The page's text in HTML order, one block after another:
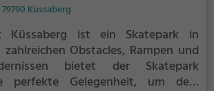
Küssaberg
Küssaberg ist ein Skatepark in
Obstacles, Rampen und
bietet der Skatepark
perfekte Gelegenheit, um dein